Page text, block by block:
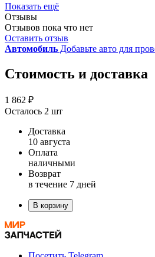
Показать ещё
Отзывы
Отзывов пока что нет
Оставить отзыв
Автомобиль Добавьте авто для
Стоимость и доставка
1 862 ₽
Осталось 2 шт
Доставка
10 августа
Оплата
наличными
Возврат
в течение 7 дней
В корзину